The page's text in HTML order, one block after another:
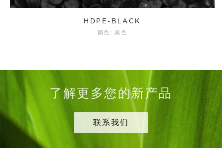
HDPE-BLACK
颜色: 黑色
了解更多您的新产品
联系我们